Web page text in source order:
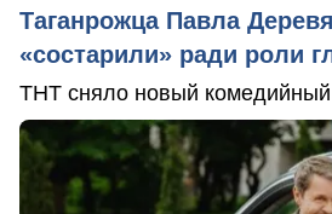
Таганрожца Павла
«состарили» ради роли
ТНТ сняло новый